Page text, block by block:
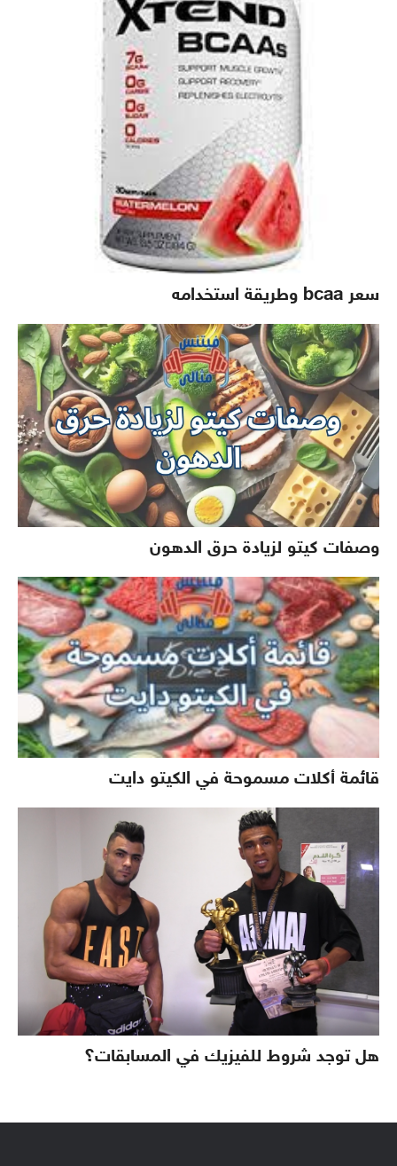
سعر bcaa وطريقة استخدامه
وصفات كيتو لزيادة حرق الدهون
قائمة أكلات مسموحة في الكيتو دايت
هل توجد شروط للفيزيك في المسابقات؟